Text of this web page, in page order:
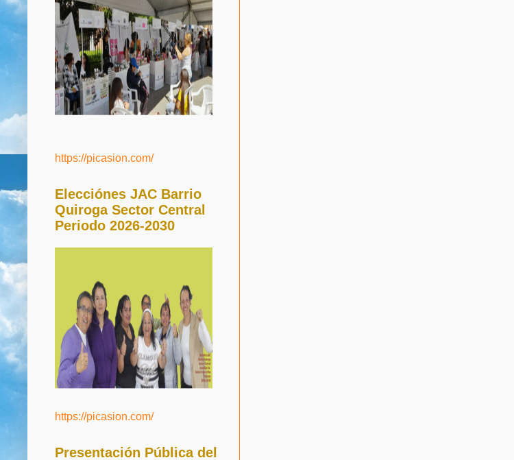
https://picasion.com/
Elecciónes JAC Barrio
Quiroga Sector Central
Periodo 2026-2030
https://picasion.com/
Presentación Pública del